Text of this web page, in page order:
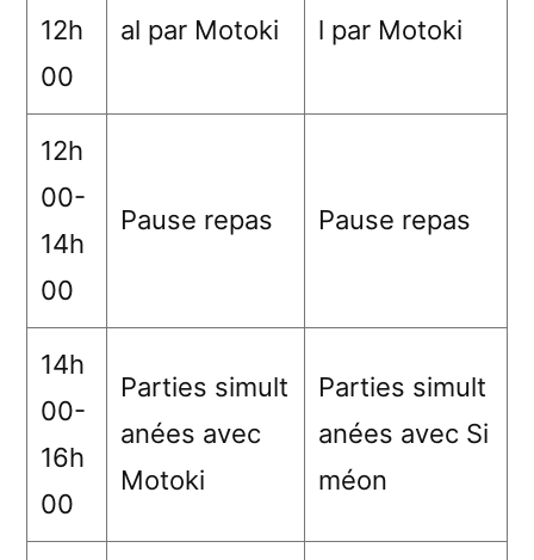
12h
00
al par Motoki
l par Motoki
12h
00-
14h
00
Pause repas Pause repas
14h
00-
16h
00
Parties simult
anées avec
Motoki
Parties simult
anées avec Si
méon